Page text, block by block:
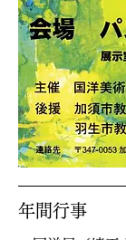
年間行事